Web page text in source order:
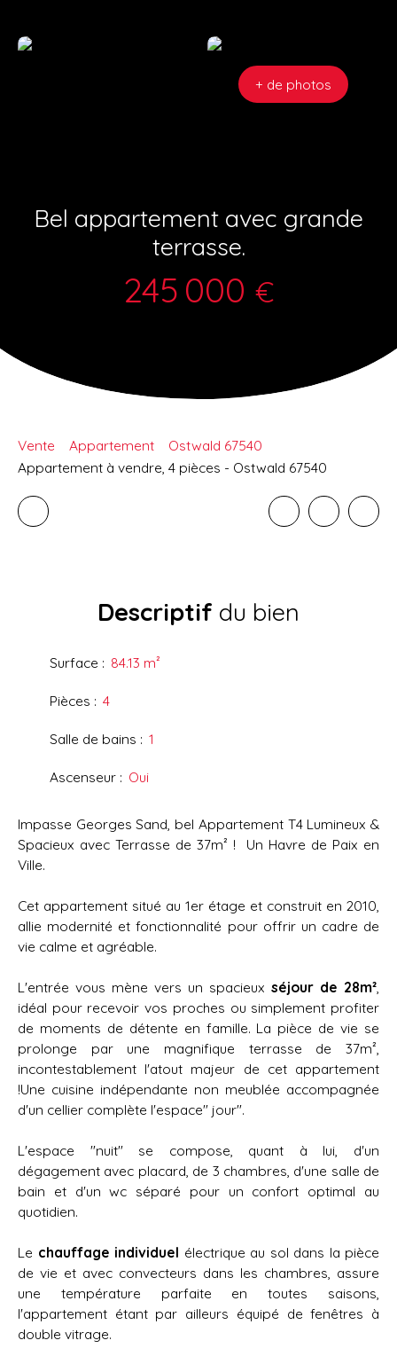
+ de photos
Bel appartement avec grande
terrasse.
245 000 €
Vente Appartement
Ostwald 67540
Appartement à vendre, 4 pièces - Ostwald 67540
Descriptif du bien
Surface : 84.13 m²
Pièces : 4
Salle de bains : 1
Ascenseur : Oui
Impasse Georges Sand, bel Appartement T4 Lumineux &
Spacieux avec Terrasse de 37m² ! Un Havre de Paix en
Ville.
Cet appartement situé au 1er étage et construit en 2010,
allie modernité et fonctionnalité pour offrir un cadre de
vie calme et agréable.
L'entrée vous mène vers un spacieux séjour de 28m²,
idéal pour recevoir vos proches ou simplement profiter
de moments de détente en famille. La pièce de vie se
prolonge par une magnifique terrasse de 37m²,
incontestablement l'atout majeur de cet appartement
!Une cuisine indépendante non meublée accompagnée
d'un cellier complète l'espace" jour".
L'espace "nuit" se compose, quant à lui, d'un
dégagement avec placard, de 3 chambres, d'une salle de
bain et d'un wc séparé pour un confort optimal au
quotidien.
Le chauffage individuel électrique au sol dans la pièce
de vie et avec convecteurs dans les chambres, assure
une température parfaite en toutes saisons,
l'appartement étant par ailleurs équipé de fenêtres à
double vitrage.